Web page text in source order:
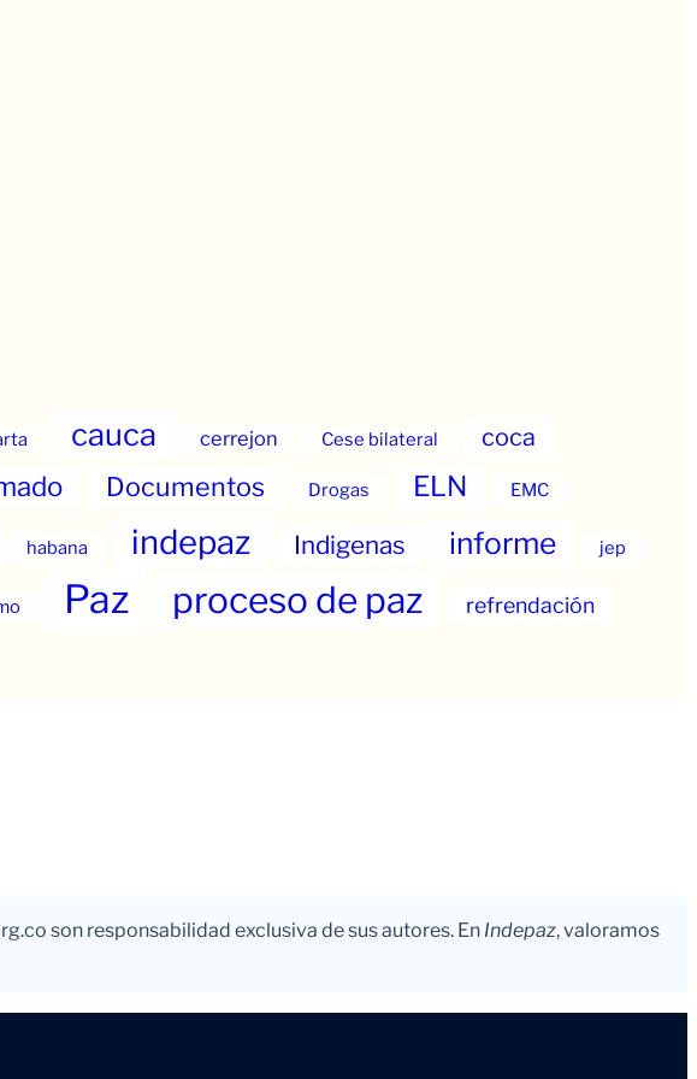
cauca cerrejon Cese bilateral coca
Documentos Drogas ELN EMC
habana indepaz Indigenas informe jep
Paz proceso de paz refrendación
son responsabilidad exclusiva de sus autores. En Indepaz, valoramos